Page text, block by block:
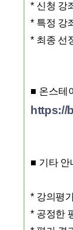
* 신청 강
* 특정 강
* 최종 선
■ 온스테
https://
■ 기타 안
* 강의평
* 공정한